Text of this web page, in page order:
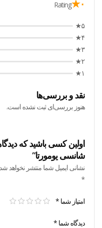
۰★ Rating
۵★
۴★
۳★
۲★
۱★
نقد و بررسی‌ها
هنوز بررسی‌ای ثبت نشده است.
اولین کسی باشید که
شانسی یومورتا”
نشانی ایمیل شما منتشر نخواهد
*
امتیاز شما *
دیدگاه شما *